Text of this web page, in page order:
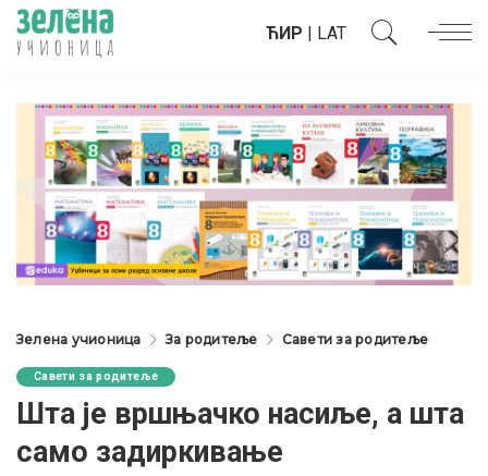
ЋИР | LAT
Зелена учионица За родитеље Савети за родитеље
Савети за родитеље
Шта је вршњачко насиље, а шта
само задиркивање